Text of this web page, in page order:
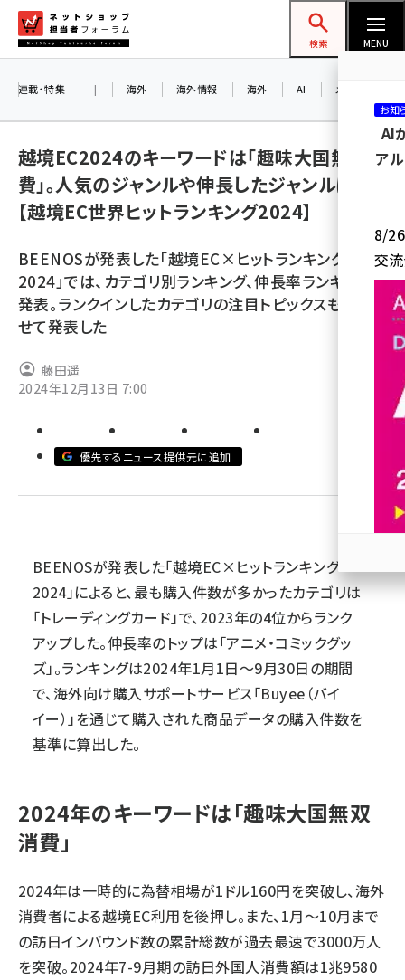
ン
ネットショップ担当者フォーラム
検索 MENU
amazon (2259)
楽天 (1877)
ecbeing (1211)
アスクル (1122)
base (1084)
revico (745)
連載・特集 | 海外 海外情報 海外 AI メタバース
越境EC2024のキーワードは「趣味大国無双消
費」。人気のジャンルや伸長したジャンルは？
【越境EC世界ヒットランキング2024】
BEENOSが発表した「越境EC×ヒットランキング
2024」では、カテゴリ別ランキング、伸長率ランキングを
発表。ランクインしたカテゴリの注目トピックスもあわ
せて発表した
藤田遥
2024年12月13日 7:00
優先するニュース提供元に追加
BEENOSが発表した「越境EC×ヒットランキング
2024」によると、最も購入件数が多かったカテゴリは
「トレーディングカード」で、2023年の4位からランク
アップした。伸長率のトップは「アニメ・コミックグッ
ズ」。ランキングは2024年1月1日～9月30日の期間
で、海外向け購入サポートサービス「Buyee（バイ
イー）」を通じて購入された商品データの購入件数を
基準に算出した。
2024年のキーワードは「趣味大国無双
消費」
2024年は一時的に為替相場が1ドル160円を突破し、海外
消費者による越境EC利用を後押し。また、1月～10月まで
の訪日インバウンド数の累計総数が過去最速で3000万人
を突破。2024年7-9月期の訪日外国人消費額は1兆9580
お知
AI
ア
8/26
交
参